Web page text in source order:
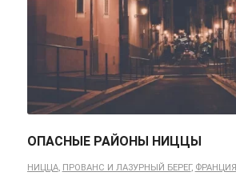
ОПАСНЫЕ РАЙОНЫ НИЦЦЫ
НИЦЦА, ПРОВАНС И ЛАЗУРНЫЙ БЕРЕГ, ФРАНЦИЯ